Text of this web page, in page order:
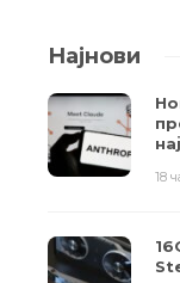
Најнови
18